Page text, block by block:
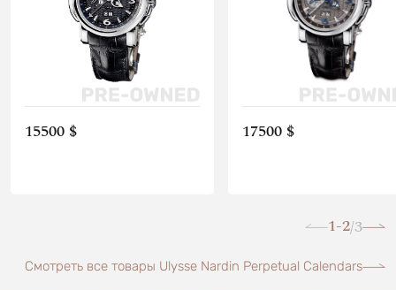
15500 $ 17500 $
1-2/3
Смотреть все товары Ulysse Nardin Perpetual Calendars